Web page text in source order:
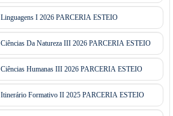
I 2026 PARCERIA ESTEIO
Da Natureza III 2026 PARCERIA ESTEIO
Humanas III 2026 PARCERIA ESTEIO
Formativo II 2025 PARCERIA ESTEIO